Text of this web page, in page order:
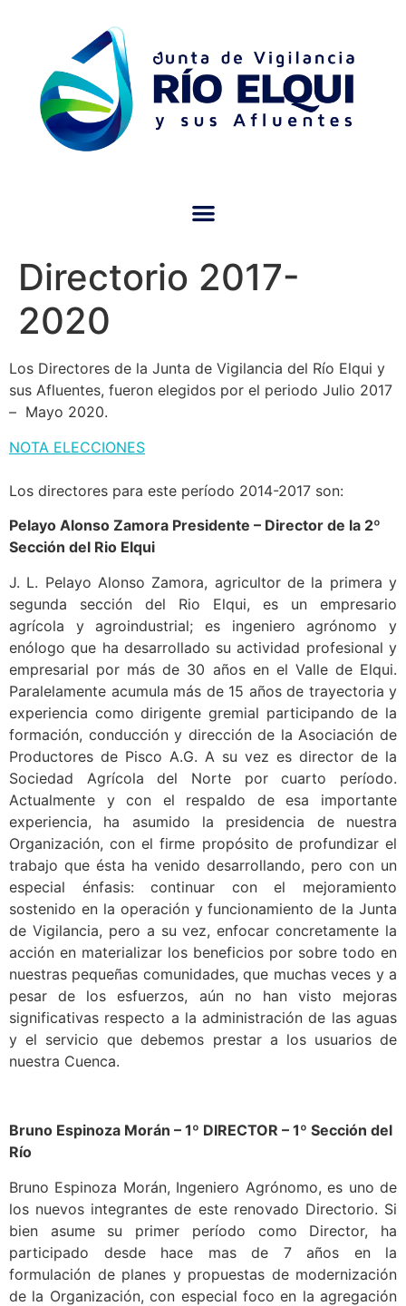
Directorio 2017-
2020
Los Directores de la Junta de Vigilancia del Río Elqui y
sus Afluentes, fueron elegidos por el periodo Julio 2017
– Mayo 2020.
NOTA ELECCIONES
Los directores para este período 2014-2017 son:
Pelayo Alonso Zamora Presidente – Director de la 2º
Sección del Rio Elqui
J. L. Pelayo Alonso Zamora, agricultor de la primera y
segunda sección del Rio Elqui, es un empresario
agrícola y agroindustrial; es ingeniero agrónomo y
enólogo que ha desarrollado su actividad profesional y
empresarial por más de 30 años en el Valle de Elqui.
Paralelamente acumula más de 15 años de trayectoria y
experiencia como dirigente gremial participando de la
formación, conducción y dirección de la Asociación de
Productores de Pisco A.G. A su vez es director de la
Sociedad Agrícola del Norte por cuarto período.
Actualmente y con el respaldo de esa importante
experiencia, ha asumido la presidencia de nuestra
Organización, con el firme propósito de profundizar el
trabajo que ésta ha venido desarrollando, pero con un
especial énfasis: continuar con el mejoramiento
sostenido en la operación y funcionamiento de la Junta
de Vigilancia, pero a su vez, enfocar concretamente la
acción en materializar los beneficios por sobre todo en
nuestras pequeñas comunidades, que muchas veces y a
pesar de los esfuerzos, aún no han visto mejoras
significativas respecto a la administración de las aguas
y el servicio que debemos prestar a los usuarios de
nuestra Cuenca.
Bruno Espinoza Morán – 1º DIRECTOR – 1º Sección del
Río
Bruno Espinoza Morán, Ingeniero Agrónomo, es uno de
los nuevos integrantes de este renovado Directorio. Si
bien asume su primer período como Director, ha
participado desde hace mas de 7 años en la
formulación de planes y propuestas de modernización
de la Organización, con especial foco en la agregación